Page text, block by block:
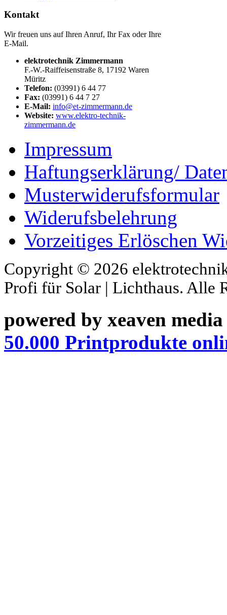
Kontakt
Wir freuen uns auf Ihren Anruf, Ihr Fax oder Ihre
E-Mail.
elektrotechnik Zimmermann
F.-W.-Raiffeisenstraße 8, 17192 Waren
Müritz
Telefon: (03991) 6 44 77
Fax: (03991) 6 44 7 27
E-Mail: info@et-zimmermann.de
Website: www.elektro-technik-
zimmermann.de
Impressum
Haftungserklärung/
Musterwiderufsformular
Widerufsbelehrung
Vorzeitiges Erlöschen
Copyright © 2026
Profi für Solar | Lichthaus. Alle
powered by xeaven
50.000 Printprodukte